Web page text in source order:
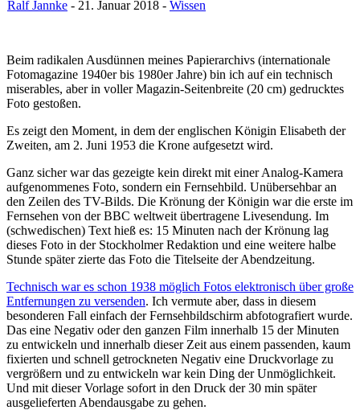
Ralf Jannke - 21. Januar 2018 - Wissen
Beim radikalen Ausdünnen meines Papierarchivs (internationale
Fotomagazine 1940er bis 1980er Jahre) bin ich auf ein technisch
miserables, aber in voller Magazin-Seitenbreite (20 cm) gedrucktes
Foto gestoßen.
Es zeigt den Moment, in dem der englischen Königin Elisabeth der
Zweiten, am 2. Juni 1953 die Krone aufgesetzt wird.
Ganz sicher war das gezeigte kein direkt mit einer Analog-Kamera
aufgenommenes Foto, sondern ein Fernsehbild. Unübersehbar an
den Zeilen des TV-Bilds. Die Krönung der Königin war die erste im
Fernsehen von der BBC weltweit übertragene Livesendung. Im
(schwedischen) Text hieß es: 15 Minuten nach der Krönung lag
dieses Foto in der Stockholmer Redaktion und eine weitere halbe
Stunde später zierte das Foto die Titelseite der Abendzeitung.
Technisch war es schon 1938 möglich Fotos elektronisch über große
Entfernungen zu versenden. Ich vermute aber, dass in diesem
besonderen Fall einfach der Fernsehbildschirm abfotografiert wurde.
Das eine Negativ oder den ganzen Film innerhalb 15 der Minuten
zu entwickeln und innerhalb dieser Zeit aus einem passenden, kaum
fixierten und schnell getrockneten Negativ eine Druckvorlage zu
vergrößern und zu entwickeln war kein Ding der Unmöglichkeit.
Und mit dieser Vorlage sofort in den Druck der 30 min später
ausgelieferten Abendausgabe zu gehen.